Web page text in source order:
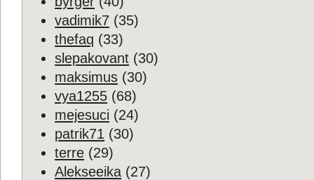
vadimik7 (35)
thefaq (33)
slepakovant (30)
maksimus (30)
vya1255 (68)
mejesuci (24)
patrik71 (30)
terre (29)
Alekseeika (27)